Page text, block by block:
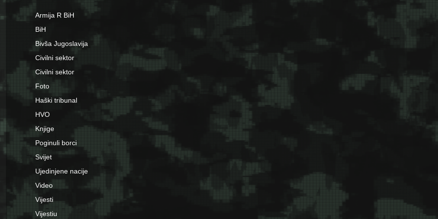
Armija R BiH
BiH
Bivša Jugoslavija
Civilni sektor
Civilni sektor
Foto
Haški tribunal
HVO
Knjige
Poginuli borci
Svijet
Ujedinjene nacije
Video
Vijesti
Vijestiu